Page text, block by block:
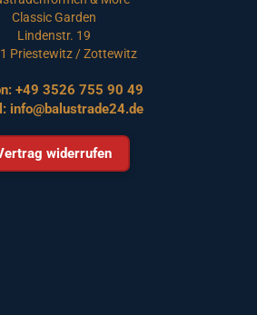
Classic Garden
Lindenstr. 19
Priestewitz / Zottewitz
+49 3526 755 90 49
info@balustrade24.de
widerrufen